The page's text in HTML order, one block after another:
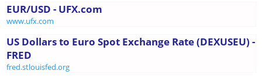
EUR/USD - UFX.com
www.ufx.com
US Dollars to Euro Spot Exchange Rate (DEXUSEU) -
FRED
fred.stlouisfed.org